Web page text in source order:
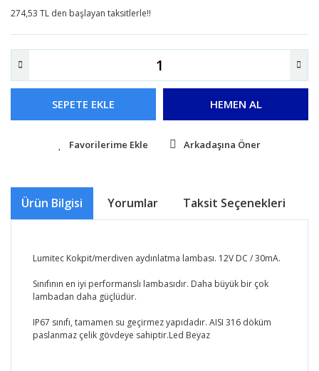
274,53 TL den başlayan taksitlerle!!
SEPETE EKLE HEMEN AL
Arkadaşına Öner
Ürün Bilgisi Yorumlar Taksit Seçenekleri
Lumitec Kokpit/merdiven aydınlatma lambası. 12V DC / 30mA.
Sınıfının en iyi performanslı lambasıdır. Daha büyük bir çok
lambadan daha güçlüdür.
IP67 sınıfı, tamamen su geçirmez yapıdadır. AISI 316 döküm
paslanmaz çelik gövdeye sahiptir.Led Beyaz